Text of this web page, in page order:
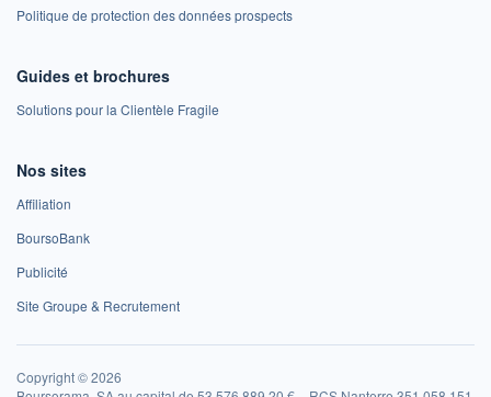
Politique de protection des données prospects
Guides et brochures
Solutions pour la Clientèle Fragile
Nos sites
Affiliation
BoursoBank
Publicité
Site Groupe & Recrutement
Copyright © 2026